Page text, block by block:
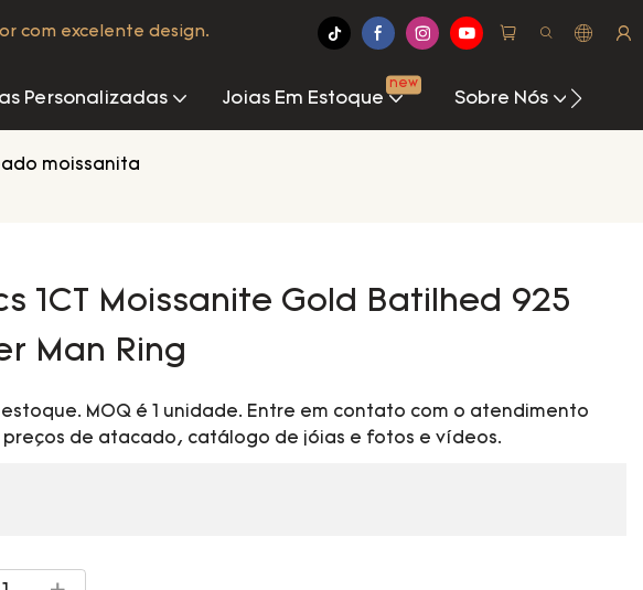
com excelente design.
Personalizadas Joias Em Estoque
new
Sobre Nós
moissanita
1CT Moissanite Gold Batilhed 925
Man Ring
MOQ é 1 unidade. Entre em contato com o atendimento
de atacado, catálogo de jóias e fotos e vídeos.